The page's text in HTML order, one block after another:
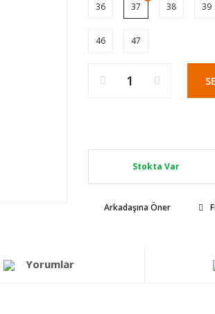
36
37 38 39
46 47
Stokta Var
Arkadaşına Öner
Yorumlar